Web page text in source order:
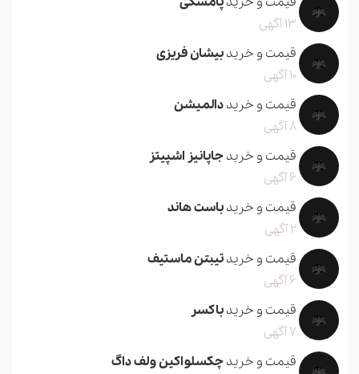
13 آگهی
قیمت و خریدبیشان فریزی
10 آگهی
قیمت و خریددالمیشن
8 آگهی
قیمت و خریدجاپانیز اشپیتز
6 آگهی
قیمت و خریدباست هاند
2 آگهی
قیمت و خریدتیبتن ماستیف
6 آگهی
قیمت و خریدباکسر
7 آگهی
قیمت و خریدچکسلواکین ولف داگ